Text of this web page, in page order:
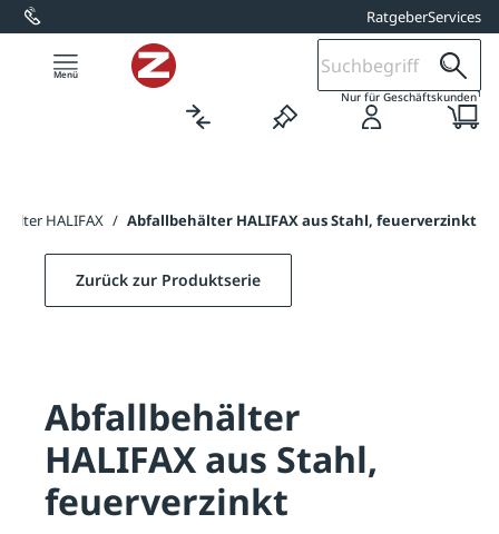
springen RatgeberServices
Nur für Geschäftskunden1
HALIFAX / Abfallbehälter HALIFAX aus Stahl, feuerverzinkt
Zurück zur Produktserie
Abfallbehälter
HALIFAX aus Stahl,
feuerverzinkt